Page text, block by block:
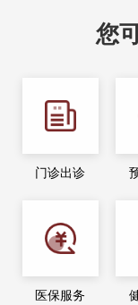
您
门诊出诊
医保服务